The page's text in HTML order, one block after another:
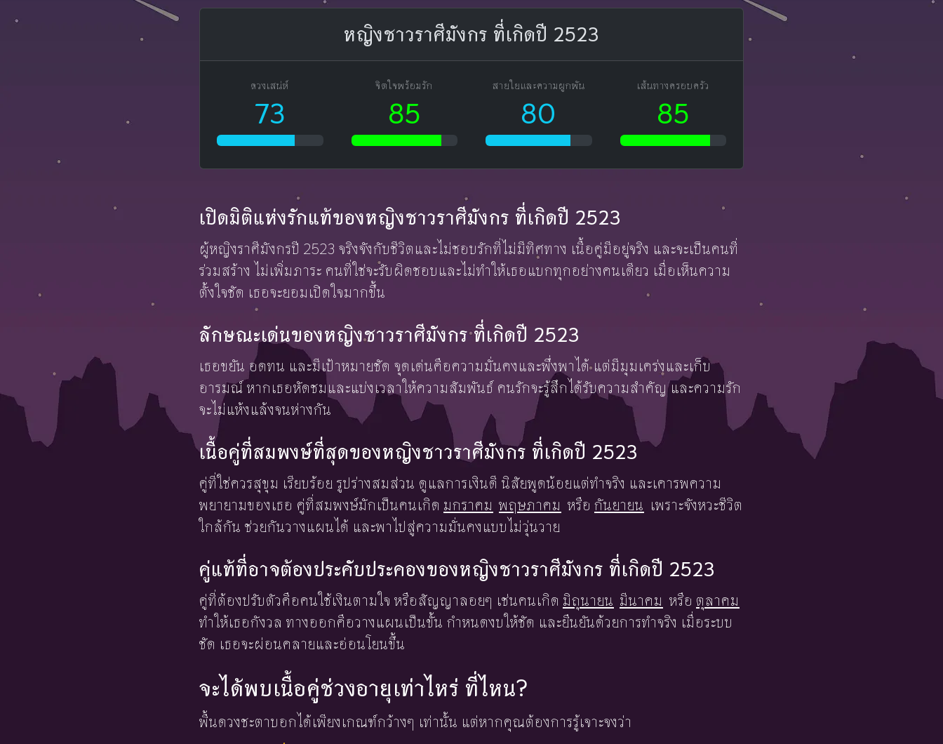
หญิงชาวราศีมังกร ที่เกิดปี 2523
ดวงเสน่ห์
73
จิตใจพร้อมรัก
85
สายใยและความผูกพัน
80
เส้นทางครอบครัว
85
เปิดมิติแห่งรักแท้ของหญิงชาวราศีมังกร ที่เกิดปี 2523
ผู้หญิงราศีมังกรปี 2523 จริงจังกับชีวิตและไม่ชอบรักที่ไม่มีทิศทาง เนื้อคู่มีอยู่จริง และจะเป็นคนที่
ร่วมสร้าง ไม่เพิ่มภาระ คนที่ใช่จะรับผิดชอบและไม่ทำให้เธอแบกทุกอย่างคนเดียว เมื่อเห็นความ
ตั้งใจชัด เธอจะยอมเปิดใจมากขึ้น
ลักษณะเด่นของหญิงชาวราศีมังกร ที่เกิดปี 2523
เธอขยัน อดทน และมีเป้าหมายชัด จุดเด่นคือความมั่นคงและพึ่งพาได้ แต่มีมุมเคร่งและเก็บ
อารมณ์ หากเธอหัดชมและแบ่งเวลาให้ความสัมพันธ์ คนรักจะรู้สึกได้รับความสำคัญ และความรัก
จะไม่แห้งแล้งจนห่างกัน
เนื้อคู่ที่สมพงษ์ที่สุดของหญิงชาวราศีมังกร ที่เกิดปี 2523
คู่ที่ใช่ควรสุขุม เรียบร้อย รูปร่างสมส่วน ดูแลการเงินดี นิสัยพูดน้อยแต่ทำจริง และเคารพความ
พยายามของเธอ คู่ที่สมพงษ์มักเป็นคนเกิด มกราคม พฤษภาคม หรือ กันยายน เพราะจังหวะชีวิต
ใกล้กัน ช่วยกันวางแผนได้ และพาไปสู่ความมั่นคงแบบไม่วุ่นวาย
คู่แท้ที่อาจต้องประคับประคองของหญิงชาวราศีมังกร ที่เกิดปี 2523
คู่ที่ต้องปรับตัวคือคนใช้เงินตามใจ หรือสัญญาลอยๆ เช่นคนเกิด มิถุนายน มีนาคม หรือ ตุลาคม
ทำให้เธอกังวล ทางออกคือวางแผนเป็นขั้น กำหนดงบให้ชัด และยืนยันด้วยการทำจริง เมื่อระบบ
ชัด เธอจะผ่อนคลายและอ่อนโยนขึ้น
จะได้พบเนื้อคู่ช่วงอายุเท่าไหร่ ที่ไหน?
พื้นดวงชะตาบอกได้เพียงเกณฑ์กว้างๆ เท่านั้น แต่หากคุณต้องการรู้เจาะจงว่า